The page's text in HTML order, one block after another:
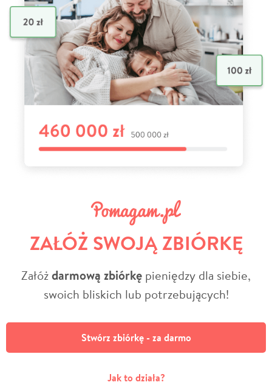
ZAŁÓŻ SWOJĄ ZBIÓRKĘ
Załóżdarmową zbiórkę pieniędzy dla siebie,
swoich bliskich lub potrzebujących!
Stwórz zbiórkę - za darmo
Jak to działa?